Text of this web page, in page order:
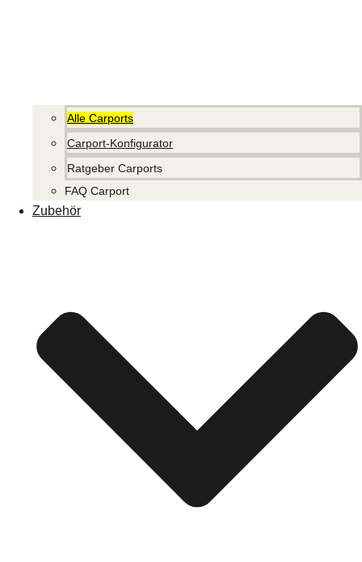
Alle Carports
Carport-Konfigurator
Ratgeber Carports
FAQ Carport
Zubehör